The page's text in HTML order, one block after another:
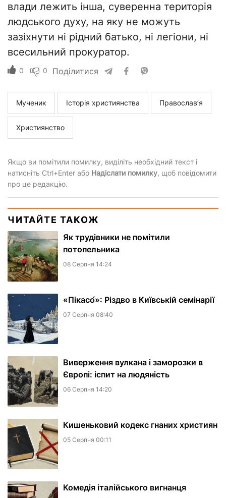
влади лежить інша, суверенна територія
людського духу, на яку не можуть
зазіхнути ні рідний батько, ні легіони, ні
всесильний прокуратор.
0 0 Поділитися
Мученик Історія християнства Православ’я
Християнство
Якщо ви помітили помилку, виділіть необхідний текст і
натисніть Ctrl+Enter або Надіслати помилку, щоб повідомити
про це редакцію.
ЧИТАЙТЕ ТАКОЖ
Як трудівники не помітили
потопельника
08 Серпня 14:24
«Пікасо́»: Різдво в Київській семінарії
07 Серпня 08:40
Виверження вулкана і заморозки в
Європі: іспит на людяність
06 Серпня 14:20
Кишеньковий кодекс гнаних християн
05 Серпня 00:11
Комедія італійського вигнанця